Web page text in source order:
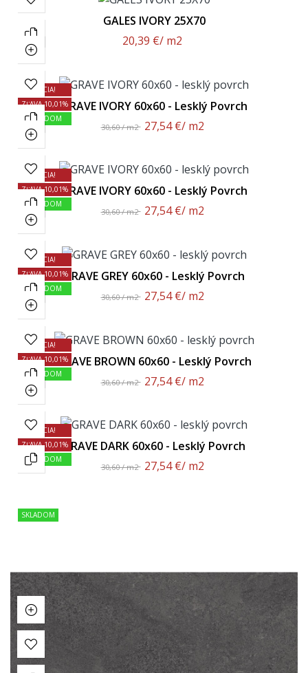
GALES IVORY 25X70
20,39 €/ m2
AKCIA!
ZĽAVA 10,01%
SKLADOM
GRAVE IVORY 60x60 - Lesklý Povrch
30,60 / m2 27,54 €/ m2
AKCIA!
ZĽAVA 10,01%
SKLADOM
GRAVE IVORY 60x60 - Lesklý Povrch
30,60 / m2 27,54 €/ m2
AKCIA!
ZĽAVA 10,01%
SKLADOM
GRAVE GREY 60x60 - Lesklý Povrch
30,60 / m2 27,54 €/ m2
AKCIA!
ZĽAVA 10,01%
SKLADOM
GRAVE BROWN 60x60 - Lesklý Povrch
30,60 / m2 27,54 €/ m2
AKCIA!
ZĽAVA 10,01%
SKLADOM
GRAVE DARK 60x60 - Lesklý Povrch
30,60 / m2 27,54 €/ m2
SKLADOM